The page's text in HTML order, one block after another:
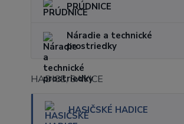
PRÚDNICE
Náradie a technické
prostriedky
HADICE, SAVICE
HASIČSKÉ HADICE